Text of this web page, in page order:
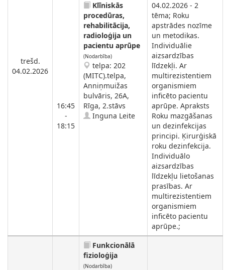
trešd.
04.02.2026
16:45
-
18:15
Klīniskās
procedūras,
rehabilitācija,
radioloģija un
pacientu aprūpe
(Nodarbība)
telpa: 202
(MITC).telpa,
Anniņmuižas
bulvāris, 26A,
Rīga, 2.stāvs
Inguna Leite
04.02.2026 - 2
tēma; Roku
apstrādes nozīme
un metodikas.
Individuālie
aizsardzības
līdzekļi. Ar
multirezistentiem
organismiem
inficēto pacientu
aprūpe. Apraksts
Roku mazgāšanas
un dezinfekcijas
principi. Ķirurģiskā
roku dezinfekcija.
Individuālo
aizsardzības
līdzekļu lietošanas
prasības. Ar
multirezistentiem
organismiem
inficēto pacientu
aprūpe.;
Funkcionālā
fizioloģija
(Nodarbība)